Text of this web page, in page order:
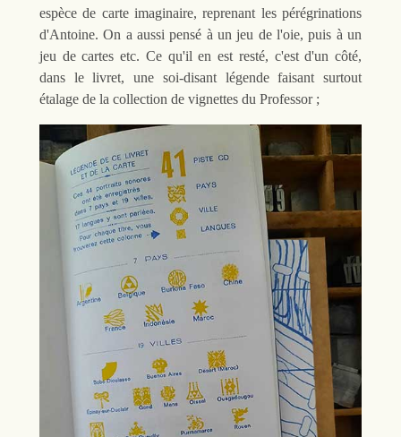
espèce de carte imaginaire, reprenant les pérégrinations
d'Antoine. On a aussi pensé à un jeu de l'oie, puis à un
jeu de cartes etc. Ce qu'il en est resté, c'est d'un côté,
dans le livret, une soi-disant légende faisant surtout
étalage de la collection de vignettes du Professor ;